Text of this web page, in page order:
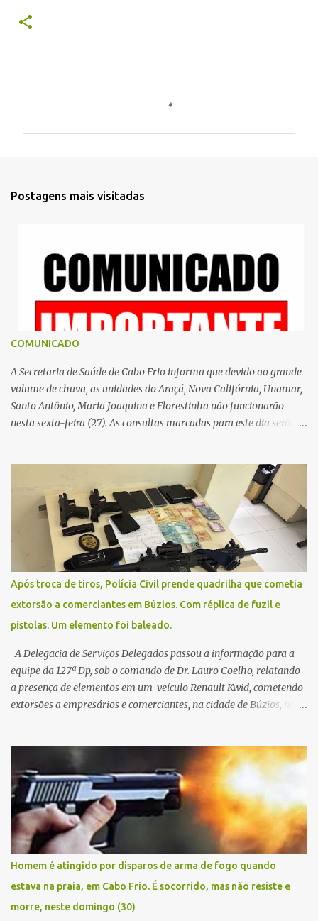
Postagens mais visitadas
COMUNICADO
A Secretaria de Saúde de Cabo Frio informa que devido ao grande
volume de chuva, as unidades do Araçá, Nova Califórnia, Unamar,
Santo Antônio, Maria Joaquina e Florestinha não funcionarão
nesta sexta-feira (27). As consultas marcadas para este dia serão
Contamos com a compreensão de toda população, pois se trata de
uma situação climática que foge ao controle da administração
pública.
Após troca de tiros, Polícia Civil prende quadrilha que cometia
extorsão a comerciantes em Búzios. Com réplica de fuzil e
pistolas. Um elemento foi baleado.
A Delegacia de Serviços Delegados passou a informação para a
equipe da 127ª Dp, sob o comando de Dr. Lauro Coelho, relatando
a presença de elementos em um veículo Renault Kwid, cometendo
extorsões a empresários e comerciantes, na cidade de Búzios, na
fugir da cidade Buziana. Um dos detidos é policial civil e este foi
baleado na perna na troca de tiros . Na ocorrência, três armas,
pistolas e uma réplica de fuzil, foram apreendidas. O homem
baleado foi identificado como Claudio Bastos, conhecido no meio
político.
Homem é atingido por disparos de arma de fogo quando
estava na praia, em Cabo Frio. É socorrido, mas não resiste e
morre, neste domingo (30)